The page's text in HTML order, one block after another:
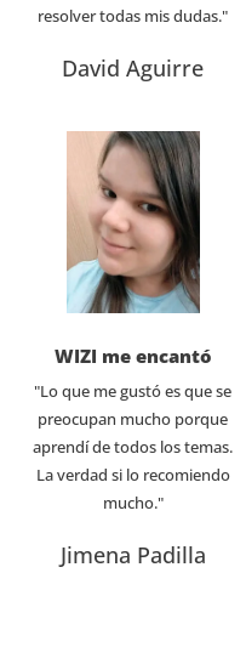
resolver todas mis dudas."
David Aguirre
WIZI me encantó
"Lo que me gustó es que se
preocupan mucho porque
aprendí de todos los temas.
La verdad si lo recomiendo
mucho."
Jimena Padilla